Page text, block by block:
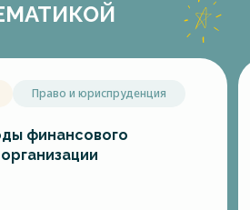
Право и юриспруденция
финансового